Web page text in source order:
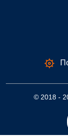
© 2018 -